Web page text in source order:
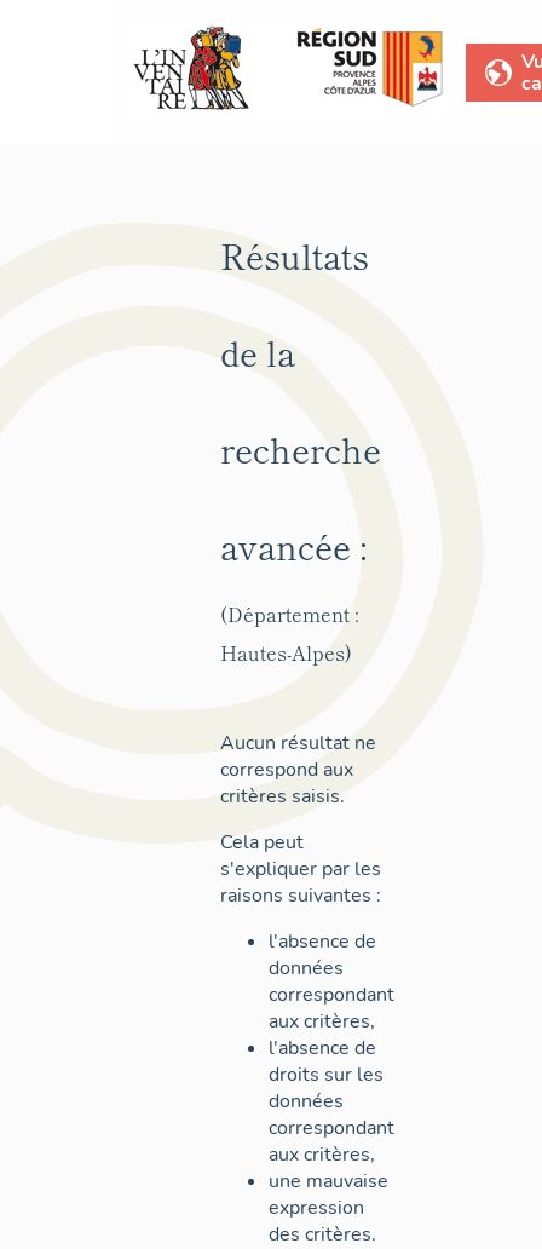
Résultats
de la
recherche
avancée :
(Département :
Hautes-Alpes)
Aucun résultat ne
correspond aux
critères saisis.
Cela peut
s'expliquer par les
raisons suivantes :
l'absence de
données
correspondant
aux critères,
l'absence de
droits sur les
données
correspondant
aux critères,
une mauvaise
expression
des critères.